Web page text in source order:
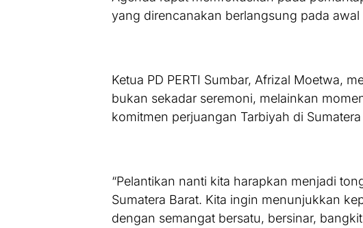
yang direncanakan berlangsung pada
Ketua PD PERTI Sumbar, Afrizal Moetwa,
bukan sekadar seremoni, melainkan
komitmen perjuangan Tarbiyah di Sumatera
“Pelantikan nanti kita harapkan menjadi
Sumatera Barat. Kita ingin menunjukkan
dengan semangat bersatu, bersinar,